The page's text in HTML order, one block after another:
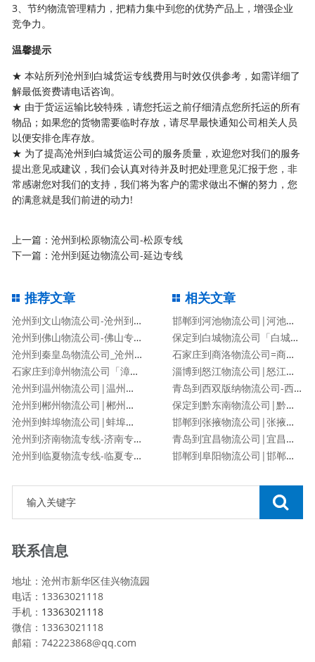
3、节约物流管理精力，把精力集中到您的优势产品上，增强企业
竞争力。
温馨提示
★ 本站所列沧州到白城货运专线费用与时效仅供参考，如需详细了
解最低资费请电话咨询。
★ 由于货运运输比较特殊，请您托运之前仔细清点您所托运的所有
物品；如果您的货物需要临时存放，请尽早最快通知公司相关人员
以便安排仓库存放。
★ 为了提高沧州到白城货运公司的服务质量，欢迎您对我们的服务
提出意见或建议，我们会认真对待并及时把处理意见汇报于您，非
常感谢您对我们的支持，我们将为客户的需求做出不懈的努力，您
的满意就是我们前进的动力!
上一篇：沧州到松原物流公司-松原专线
下一篇：沧州到延边物流公司-延边专线
推荐文章
沧州到文山物流公司-沧州到文山货运专线
沧州到佛山物流公司-佛山专线
沧州到秦皇岛物流公司_沧州到秦皇岛物流专线
石家庄到漳州物流公司「漳州专线」
沧州到温州物流公司|温州专线
沧州到郴州物流公司|郴州专线
沧州到蚌埠物流公司|蚌埠专线
沧州到济南物流专线-济南专线
沧州到临夏物流专线-临夏专线
相关文章
邯郸到河池物流公司|河池专线
保定到白城物流公司「白城专线」
石家庄到商洛物流公司=商洛专线
淄博到怒江物流公司|怒江专线
青岛到西双版纳物流公司-西双版纳专线
保定到黔东南物流公司|黔东南专线
邯郸到张掖物流公司|张掖专线
青岛到宜昌物流公司|宜昌专线
邯郸到阜阳物流公司|邯郸到阜阳物流专线
联系信息
地址：沧州市新华区佳兴物流园
电话：13363021118
手机： 13363021118
微信：13363021118
邮箱：742223868@qq.com